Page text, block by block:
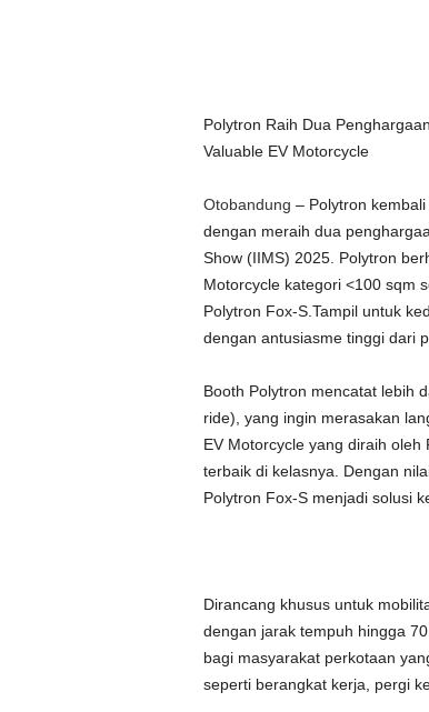
Polytron Raih Dua
Valuable EV Motorcycle
Otobandung – Polytron
dengan meraih dua
Show (IIMS) 2025. Polytron
Motorcycle kategori <100 sqm
Polytron Fox-S.Tampil untuk
dengan antusiasme tinggi dari
Booth Polytron mencatat lebih
ride), yang ingin merasakan
EV Motorcycle yang diraih
terbaik di kelasnya. Dengan
Polytron Fox-S menjadi solusi
Dirancang khusus untuk
dengan jarak tempuh hingga
bagi masyarakat perkotaan
seperti berangkat kerja, pergi